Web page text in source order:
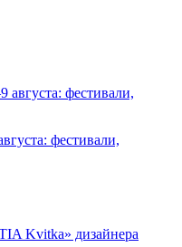
фестивали,